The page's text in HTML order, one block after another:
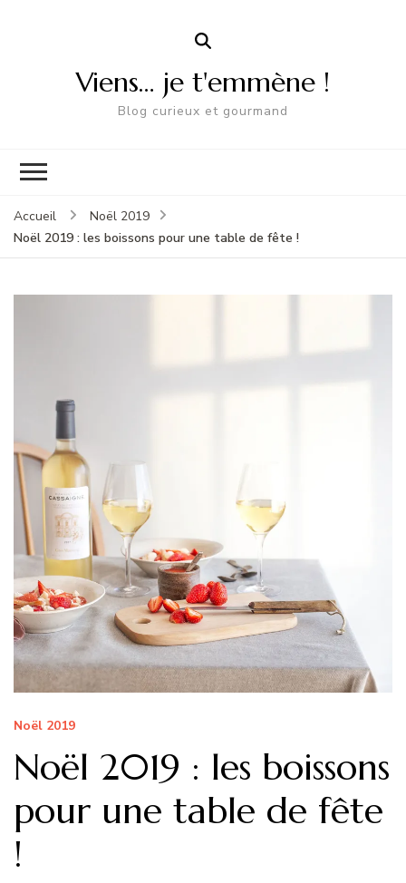
Viens… je t'emmène !
Blog curieux et gourmand
Accueil
Noël 2019
Noël 2019 : les boissons pour une table de fête !
Noël 2019
Noël 2019 : les boissons
pour une table de fête
!